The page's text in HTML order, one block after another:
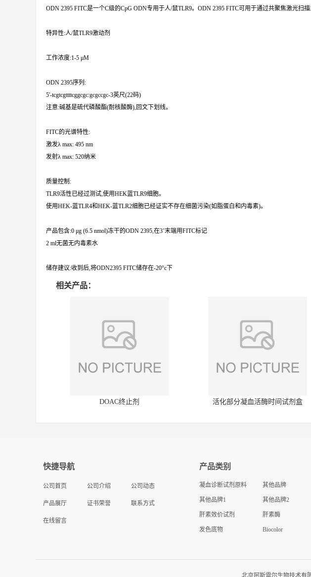
ODN 2395 FITC是一个C级的CpG ODN专用于人/鼠TLR9。ODN 2395 FITC可用于通过共聚焦激光扫
特异性:人/鼠TLR9激动剂
工作浓度:1-5 μM
ODN 2395序列:
5'-tcgtcgttttcggcgc:gcgccgc-3英尺(22码)
注意:碱基是硫代磷酸酯(耐核酸酶),回文下划线。
FITC的光谱特性:
激发λ max: 495 nm
发射λ max: 520纳米
质量控制:
TLR9活性已经过测试,使用HEK蓝TLR9细胞。
使用HEK-蓝TLR4和HEK-蓝TLR2细胞已经证实不存在细菌污染(如脂蛋白和内毒素)。
产品包含:0 μg (6.5 nmol)冻干的ODN 2395,在3’末端用FITC标记
2 ml无菌无内毒素水
储存建议:收到后,将ODN2395 FITC储存在-20°c下
相关产品：
DOAC终止剂 活化部分凝血活酶时间试剂盒
快捷导航
公司首页 公司介绍 公司动态
产品展厅 证书荣誉 联系方式
在线留言
产品类别
凝血诊断试剂原料 其他品牌
其他品牌1 其他品牌2
肝素效价试剂 肝素酶
发色底物 Biocolor
北京阿斯雷尔生物技术有